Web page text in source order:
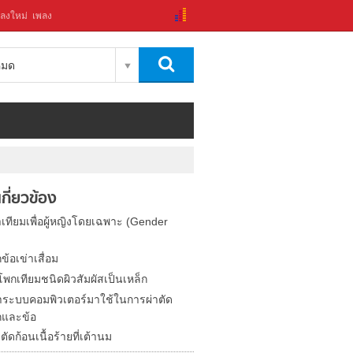
งใหม่ เพลง
ด
กี่ยวข้อง
ทียมเพื่อผู้หญิงโดยเฉพาะ (Gender
อเข่าเสื่อม
กเทียมชนิดผิวสัมผัสเป็นเหล็ก
ะบบคอมพิวเตอร์มาใช้ในการผ่าตัด
และข้อ
ดก้อนเนื้อร้ายที่เต้านม